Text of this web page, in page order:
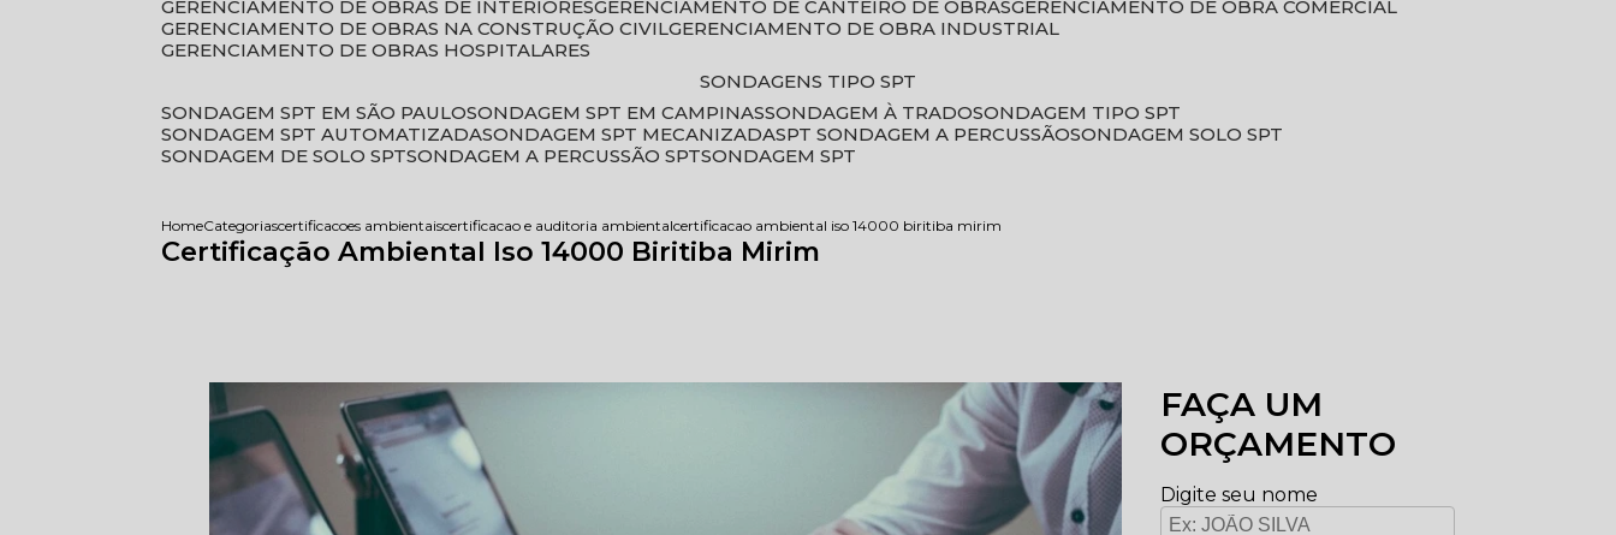
GERENCIAMENTO DE OBRAS DE INTERIORES
GERENCIAMENTO DE CANTEIRO DE OBRAS
GERENCIAMENTO DE OBRA COMERCIAL
GERENCIAMENTO DE OBRAS NA CONSTRUÇÃO CIVIL
GERENCIAMENTO DE OBRA INDUSTRIAL
GERENCIAMENTO DE OBRAS HOSPITALARES
SONDAGENS TIPO SPT
SONDAGEM SPT EM SÃO PAULO SONDAGEM SPT EM CAMPINAS SONDAGEM À TRADO SONDAGEM TIPO SPT
SONDAGEM SPT AUTOMATIZADA SONDAGEM SPT MECANIZADA SPT SONDAGEM A PERCUSSÃO SONDAGEM SOLO SPT
SONDAGEM DE SOLO SPT SONDAGEM A PERCUSSÃO SPT SONDAGEM SPT
HomeCategoriascertificacoes ambientaiscertificacao e auditoria ambientalcertificacao ambiental iso 14000 biritiba mirim
Certificação Ambiental Iso 14000 Biritiba Mirim
FAÇA UM
ORÇAMENTO
Digite seu nome